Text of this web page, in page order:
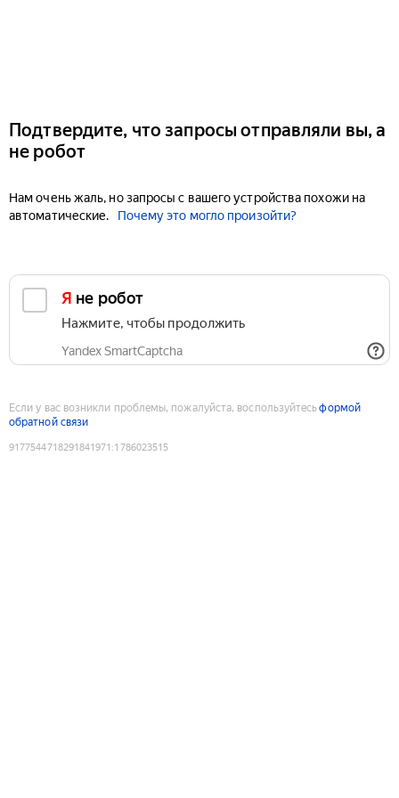
Подтвердите, что запросы отправляли вы, а
не робот
Нам очень жаль, но запросы с вашего устройства похожи на
автоматические.
Почему это могло произойти?
Я не робот
Нажмите, чтобы продолжить
Yandex SmartCaptcha
Если у вас возникли проблемы, пожалуйста, воспользуйтесьформой
обратной связи
9177544718291841971 :1786023515